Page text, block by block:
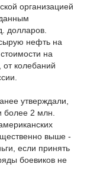
организацией
долларов.
нефть на
на
колебаний
утверждали,
более 2 млн.
выше -
если принять
боевиков не